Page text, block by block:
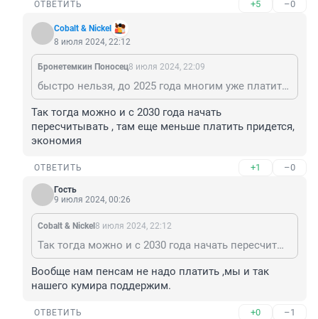
ОТВЕТИТЬ +5 –0
Cobalt & Nickel
8 июля 2024, 22:12
Бронетемкин Поносец8 июля 2024, 22:09
быстро нельзя, до 2025 года многим уже платить будет не нужно
Так тогда можно и с 2030 года начать
пересчитывать , там еще меньше платить придется,
экономия
ОТВЕТИТЬ +1 –0
Гость
9 июля 2024, 00:26
Cobalt & Nickel 8 июля 2024, 22:12
Так тогда можно и с 2030 года начать пересчитывать , там еще меньше платить придется, экономия
Вообще нам пенсам не надо платить ,мы и так
нашего кумира поддержим.
ОТВЕТИТЬ +0 –1